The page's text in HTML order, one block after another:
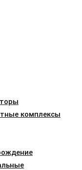
комплексы